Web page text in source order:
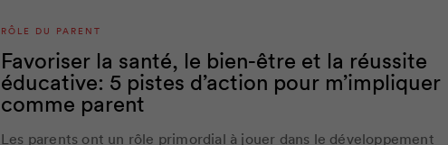
RÔLE DU PARENT
Favoriser la santé, le bien-être et la réussite
éducative: 5 pistes d’action pour m’impliquer
comme parent
Les parents ont un rôle primordial à jouer dans le développement